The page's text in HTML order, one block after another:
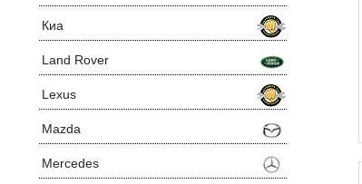
Киа
Land Rover
Lexus
Mazda
Mercedes